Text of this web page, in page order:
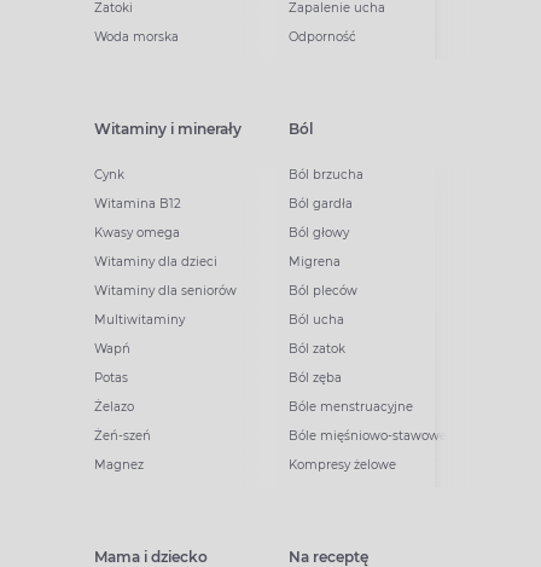
Zatoki
Woda morska
Zapalenie ucha
Odporność
Witaminy i minerały
Cynk
Witamina B12
Kwasy omega
Witaminy dla dzieci
Witaminy dla seniorów
Multiwitaminy
Wapń
Potas
Żelazo
Żeń-szeń
Magnez
Ból
Ból brzucha
Ból gardła
Ból głowy
Migrena
Ból pleców
Ból ucha
Ból zatok
Ból zęba
Bóle menstruacyjne
Bóle mięśniowo-stawowe
Kompresy żelowe
Mama i dziecko Na receptę